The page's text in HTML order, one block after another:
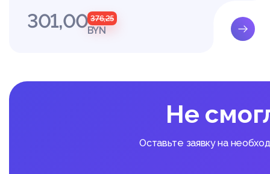
301,00 376,25
BYN
Не
Оставьте заявку на